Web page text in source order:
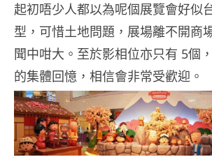
起初唔少人都以為呢個展覽會好似
型，可惜土地問題，展場離不開商
聞中咁大。至於影相位亦只有 5個
的集體回憶，相信會非常受歡迎。